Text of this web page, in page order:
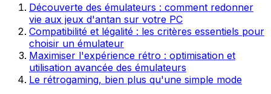
Découverte des émulateurs : comment redonner
vie aux jeux d'antan sur votre PC
Compatibilité et légalité : les critères essentiels pour
choisir un émulateur
Maximiser l'expérience rétro : optimisation et
utilisation avancée des émulateurs
Le rétrogaming, bien plus qu'une simple mode